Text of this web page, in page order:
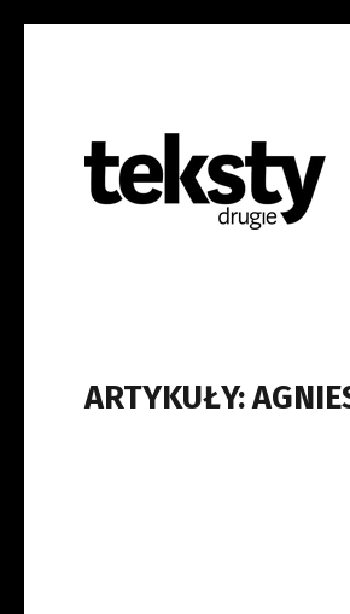
ARTYKUŁY: